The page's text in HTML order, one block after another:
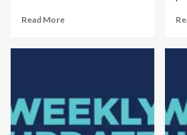
Read More